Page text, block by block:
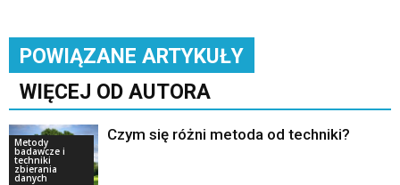
POWIĄZANE ARTYKUŁY
WIĘCEJ OD AUTORA
Metody
badawcze i
techniki
zbierania
danych
Czym się różni metoda od techniki?